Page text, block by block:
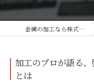
金網の加工なら株式会社小貫金網製作所
加工のプロが語る
とは